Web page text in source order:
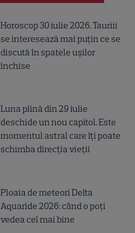
Horoscop 30 iulie 2026. Tauriii
se interesează mai puțin ce se
discută în spatele ușilor
închise
Luna plină din 29 iulie
deschide un nou capitol. Este
momentul astral care îți poate
schimba direcția vieții
Ploaia de meteori Delta
Aquaride 2026: când o poți
vedea cel mai bine